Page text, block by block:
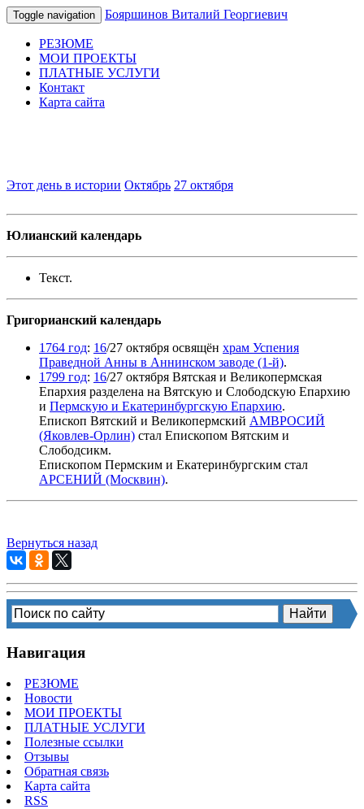
Toggle navigation Бояршинов Виталий Георгиевич
РЕЗЮМЕ
МОИ ПРОЕКТЫ
ПЛАТНЫЕ УСЛУГИ
Контакт
Карта сайта
Этот день в истории Октябрь 27 октября
Юлианский календарь
Текст.
Григорианский календарь
1764 год: 16/27 октября освящён храм Успения
Праведной Анны в Аннинском заводе (1-й).
1799 год: 16/27 октября Вятская и Великопермская
Епархия разделена на Вятскую и Слободскую Епархию
и Пермскую и Екатеринбургскую Епархию.
Епископ Вятский и Великопермский АМВРОСИЙ
(Яковлев-Орлин) стал Епископом Вятским и
Слободсикм.
Епископом Пермским и Екатеринбургским стал
АРСЕНИЙ (Москвин).
Вернуться назад
Навигация
РЕЗЮМЕ
Новости
МОИ ПРОЕКТЫ
ПЛАТНЫЕ УСЛУГИ
Полезные ссылки
Отзывы
Обратная связь
Карта сайта
RSS